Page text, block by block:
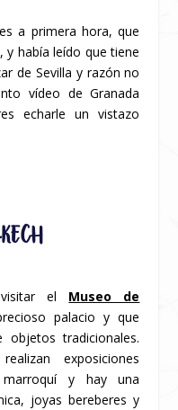
a primera hora, que
y había leído que tiene
de Sevilla y razón no
vídeo de Granada
echarle un vistazo
el Museo de
palacio y que
tradicionales.
exposiciones
y hay una
joyas bereberes y